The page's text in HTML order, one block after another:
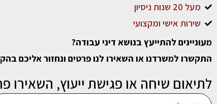
מעל 20 שנות ניסיון
שירות אישי ומקצועי
מעוניינים להתייעץ בנושא דיני עבודה?
התקשרו למשרדנו או השאירו לנו פרטים ונחזור אליכם
לתיאום שיחה או פגישת ייעוץ, השאירו